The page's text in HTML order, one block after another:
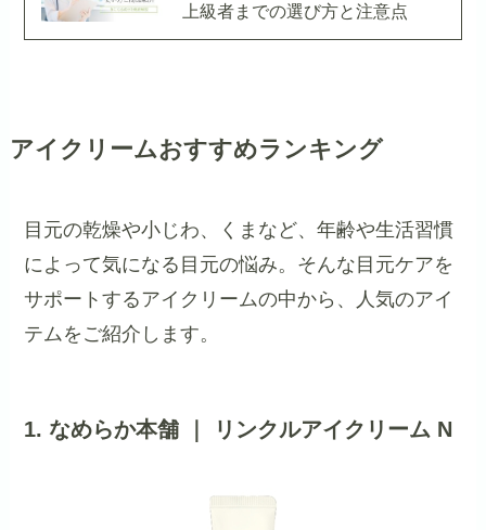
上級者までの選び方と注意点
アイクリームおすすめランキング
目元の乾燥や小じわ、くまなど、年齢や生活習慣
によって気になる目元の悩み。そんな目元ケアを
サポートするアイクリームの中から、人気のアイ
テムをご紹介します。
1. なめらか本舗 ｜ リンクルアイクリーム N